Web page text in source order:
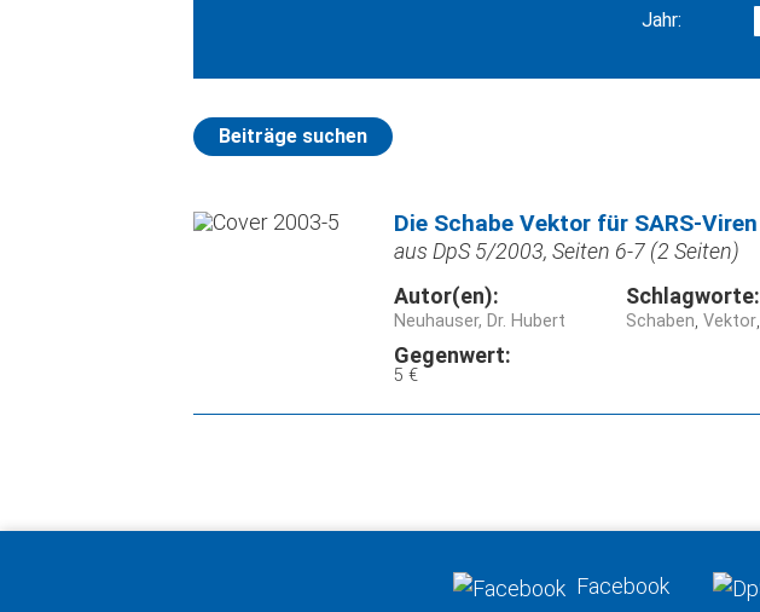
Jahr:
Beiträge suchen
Die Schabe Vektor für SARS-Viren
aus DpS 5/2003, Seiten 6-7 (2 Seiten)
Autor(en):
Neuhauser, Dr. Hubert
Gegenwert:
5 €
Schlagworte:
Schaben Vektor
Facebook